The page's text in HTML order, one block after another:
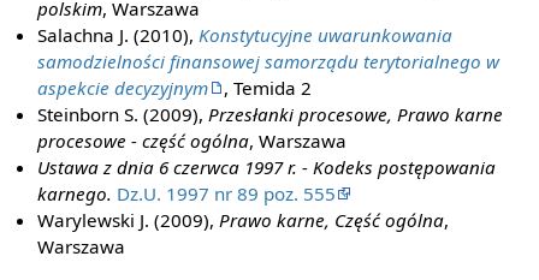
polskim, Warszawa
Salachna J. (2010), Konstytucyjne uwarunkowania
samodzielności finansowej samorządu terytorialnego w
aspekcie decyzyjnym
, Temida 2
Steinborn S. (2009), Przesłanki procesowe, Prawo karne
procesowe - część ogólna, Warszawa
Ustawa z dnia 6 czerwca 1997 r. - Kodeks postępowania
karnego. Dz.U. 1997 nr 89 poz. 555
Warylewski J. (2009), Prawo karne, Część ogólna,
Warszawa